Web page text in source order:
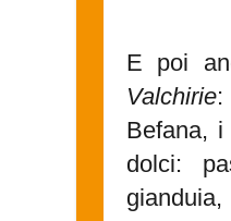
E poi
Valchirie:
Befana,
dolci: